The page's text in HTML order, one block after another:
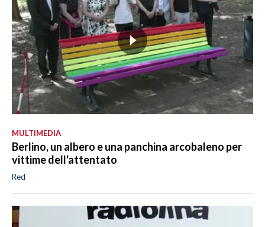
MULTIMEDIA
Berlino, un albero e una panchina arcobaleno per
vittime dell'attentato
Red